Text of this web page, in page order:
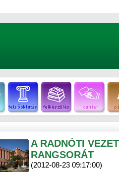
A RADNÓTI
RANGSORÁT
(2012-08-23 09:17:00)